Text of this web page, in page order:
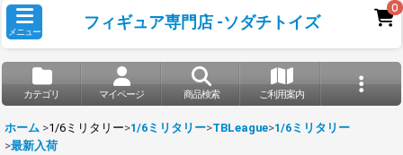
メニュー
フィギュア専門店 -ソダチトイズ
0
カテゴリ マイページ 商品検索 ご利用案内
ホーム >1/6ミリタリー>1/6ミリタリー>TBLeague>1/6ミリタリー
>最新入荷